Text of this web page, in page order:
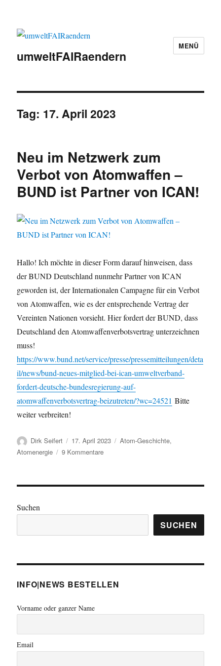
umweltFAIRaendern
MENÜ
Tag: 17. April 2023
Neu im Netzwerk zum
Verbot von Atomwaffen –
BUND ist Partner von ICAN!
Hallo! Ich möchte in dieser Form darauf hinweisen, dass
der BUND Deutschland nunmehr Partner von ICAN
geworden ist, der Internationalen Campagne für ein Verbot
von Atomwaffen, wie es der entsprechende Vertrag der
Vereinten Nationen vorsieht. Hier fordert der BUND, dass
Deutschland den Atomwaffenverbotsvertrag unterzeichnen
muss!
https://www.bund.net/service/presse/pressemitteilungen/deta
il/news/bund-neues-mitglied-bei-ican-umweltverband-
fordert-deutsche-bundesregierung-auf-
atomwaffenverbotsvertrag-beizutreten/?wc=24521 Bitte
weiter verbreiten!
Autor
Dirk Seifert
Veröffentlicht
am
17. April 2023 Kategorien
Atom-Geschichte,
Atomenergie
9 Kommentarezu
von
–
Partner
ICAN!
Suchen
SUCHEN
INFO|NEWS BESTELLEN
Vorname oder ganzer Name
Email